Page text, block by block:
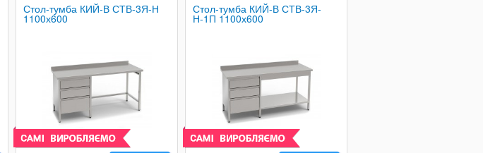
Стол-тумба КИЙ-В СТВ-3Я-Н
1100х600
Стол-тумба КИЙ-В СТВ-3Я-
Н-1П 1100х600